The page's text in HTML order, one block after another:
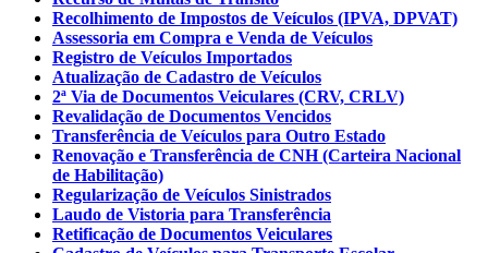
Recolhimento de Impostos de Veículos (IPVA, DPVAT)
Assessoria em Compra e Venda de Veículos
Registro de Veículos Importados
Atualização de Cadastro de Veículos
2ª Via de Documentos Veiculares (CRV, CRLV)
Revalidação de Documentos Vencidos
Transferência de Veículos para Outro Estado
Renovação e Transferência de CNH (Carteira Nacional
de Habilitação)
Regularização de Veículos Sinistrados
Laudo de Vistoria para Transferência
Retificação de Documentos Veiculares